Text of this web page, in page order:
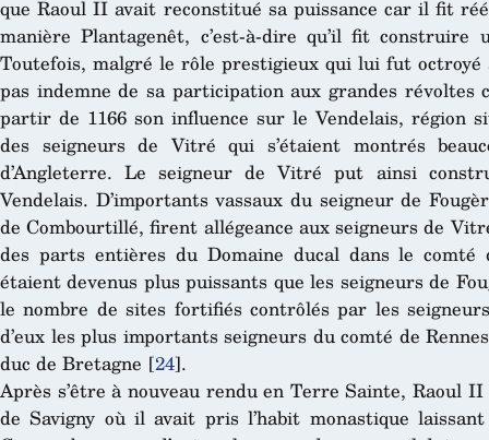
que Raoul II avait reconstitué sa puissance car il fit
manière Plantagenêt, c’est-à-dire qu’il fit
Toutefois, malgré le rôle prestigieux qui lui fut
pas indemne de sa participation aux grandes
partir de 1166 son influence sur le Vendelais, région
des seigneurs de Vitré qui s’étaient montrés
d’Angleterre. Le seigneur de Vitré put ainsi
Vendelais. D’importants vassaux du seigneur de
de Combourtillé, firent allégeance aux seigneurs de
des parts entières du Domaine ducal dans le
étaient devenus plus puissants que les seigneurs de
le nombre de sites fortifiés contrôlés par les
d’eux les plus importants seigneurs du comté de
duc de Bretagne [24].
Après s’être à nouveau rendu en Terre Sainte, Raoul
de Savigny où il avait pris l’habit monastique